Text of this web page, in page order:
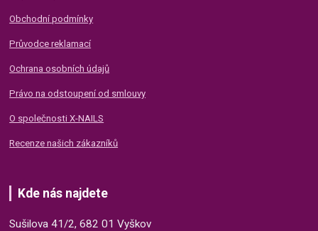
Obchodní podmínky
Průvodce reklamací
Ochrana osobních údajů
Právo na odstoupení od smlouvy
O společnosti X-NAILS
Recenze našich zákazníků
Kde nás najdete
Sušilova 41/2, 682 01 Vyškov